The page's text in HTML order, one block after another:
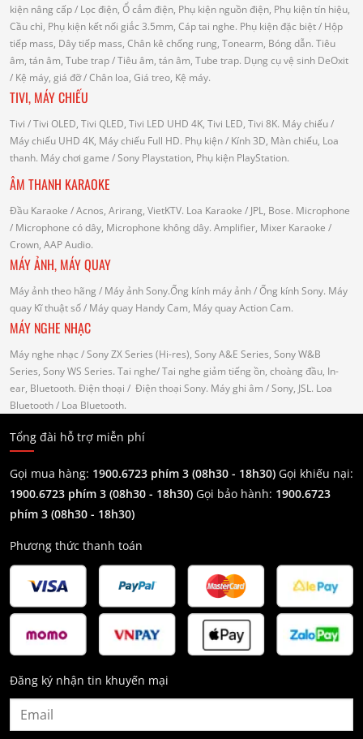
kiện nâng cấp/ Lọc điện, Ổ cắm điện, Phụ kiện nguồn điện, Phụ kiện tín hiệu,
Cầu chì, Phụ kiện kết nối giắc 3.5mm, Cáp tai nghe. Phụ kiện đặc biệt/ Hộp
tiếp mass, Dây tiếp mass, Chân kê chống rung, Tonearm, Bóng dẫn. Tiêu
âm, tán âm, Tube trap/ Tiêu âm, tán âm, Tube trap. Dụng cụ vệ sinh DeOxit
/ Kệ máy, giá đỡ/ Chân loa, Giá treo, Kệ máy.
TIVI, MÁY CHIẾU
Tivi / Tivi OLED, Tivi QLED, Tivi LED UHD 4K, Tivi LED, Tivi 8K. Máy chiếu/
Máy chiếu UHD 4K, Máy chiếu Full HD. Phụ kiện/ Kính 3D, Màn chiếu, Loa
thanh. Máy chơi game / Sony Playstation, Phụ kiện PlayStation.
ÂM THANH KARAOKE
Đầu Karaoke / Acnos, Arirang, VietKTV. Loa Karaoke / JPL, Bose. Microphone
/ Microphone có dây, Microphone không dây. Amplifier, Mixer Karaoke /
Crown, AAP Audio.
MÁY ẢNH, MÁY QUAY
Máy ảnh theo hãng / Máy ảnh Sony.Ống kính máy ảnh / Ống kính Sony. Máy
quay Kĩ thuật số/ Máy quay Handy Cam, Máy quay Action Cam.
MÁY NGHE NHẠC
Máy nghe nhạc / Sony ZX Series (Hi-res), Sony A&E Series, Sony W&B
Series, Sony WS Series. Tai nghe/ Tai nghe giảm tiếng ồn, choàng đầu, In-
ear, Bluetooth. Điện thoại / Điện thoại Sony. Máy ghi âm / Sony, JSL. Loa
Bluetooth/ Loa Bluetooth.
Tổng đài hỗ trợ miễn phí
Gọi mua hàng: 1900.6723 phím 3 (08h30 - 18h30) Gọi khiếu nại:
1900.6723 phím 3 (08h30 - 18h30) Gọi bảo hành: 1900.6723
phím 3 (08h30 - 18h30)
Phương thức thanh toán
Đăng ký nhận tin khuyến mại